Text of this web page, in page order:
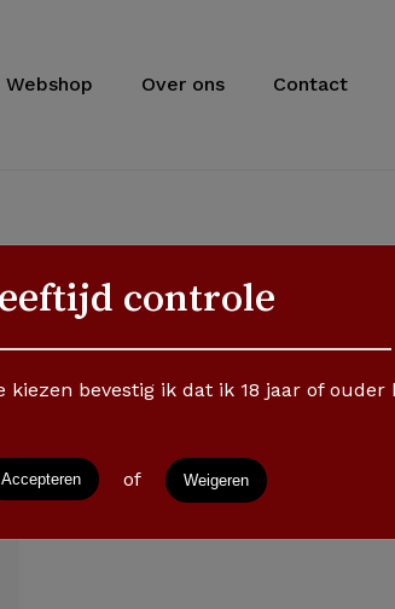
controle
kiezen bevestig ik dat ik 18 jaar of ouder
Accepteren of Weigeren
Webshop Over ons Contact
Zacht en
gebalanceerd